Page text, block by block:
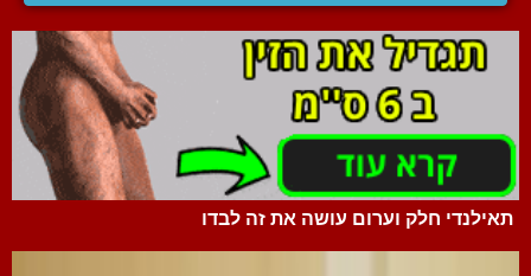
תאילנדי חלק וערום עושה את זה לבדו